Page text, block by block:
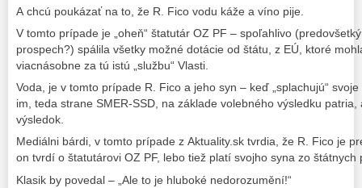
A chcú poukázať na to, že R. Fico vodu káže a víno pije.
V tomto prípade je „oheň“ štatutár OZ PF – spoľahlivo
prospech?) spálila všetky možné dotácie od štátu, z EÚ, ktoré
viacnásobne za tú istú „službu“ Vlasti.
Voda, je v tomto prípade R. Fico a jeho syn – keď „splachujú“
im, teda strane SMER-SSD, na základe volebného výsledku
výsledok.
Mediálni bárdi, v tomto prípade z Aktuality.sk tvrdia, že R. Fico je
on tvrdí o štatutárovi OZ PF, lebo tiež platí svojho syna zo štátnych
Klasik by povedal – „Ale to je hluboké nedorozumění!“